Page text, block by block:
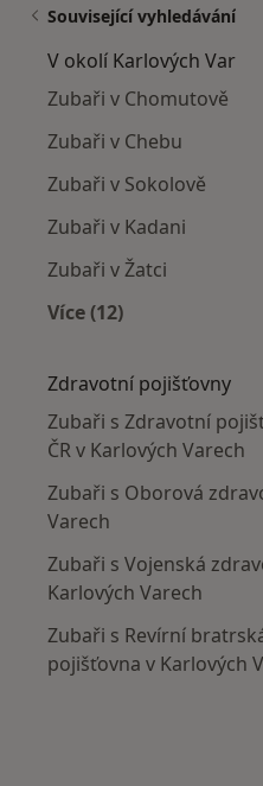
Související vyhledávání
V okolí Karlových Var
Zubaři v Chomutově
Zubaři v Chebu
Zubaři v Sokolově
Zubaři v Kadani
Zubaři v Žatci
Více (12)
Zdravotní pojišťovny
Zubaři s Zdravotní
ČR v Karlových Varech
Zubaři s Oborová
Varech
Zubaři s Vojenská
Karlových Varech
Zubaři s Revírní
pojišťovna v Karlových